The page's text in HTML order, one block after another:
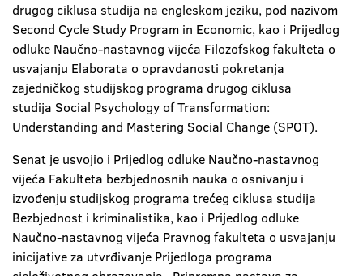
drugog ciklusa studija na engleskom jeziku, pod nazivom
Second Cycle Study Program in Economic, kao i Prijedlog
odluke Naučno-nastavnog vijeća Filozofskog fakulteta o
usvajanju Elaborata o opravdanosti pokretanja
zajedničkog studijskog programa drugog ciklusa
studija Social Psychology of Transformation:
Understanding and Mastering Social Change (SPOT).
Senat je usvojio i Prijedlog odluke Naučno-nastavnog
vijeća Fakulteta bezbjednosnih nauka o osnivanju i
izvođenju studijskog programa trećeg ciklusa studija
Bezbjednost i kriminalistika, kao i Prijedlog odluke
Naučno-nastavnog vijeća Pravnog fakulteta o usvajanju
inicijative za utvrđivanje Prijedloga programa